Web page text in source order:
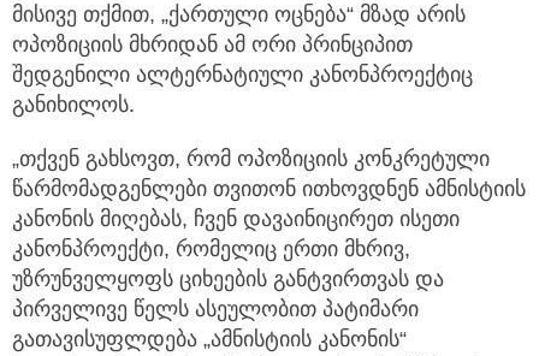
მისივე თქმით, „ქართული ოცნება“ მზად არის
ოპოზიციის მხრიდან ამ ორი პრინციპით
შედგენილი ალტერნატიული კანონპროექტიც
განიხილოს.
„თქვენ გახსოვთ, რომ ოპოზიციის კონკრეტული
წარმომადგენლები თვითონ ითხოვდნენ ამნისტიის
კანონის მიღებას, ჩვენ დავაინიცირეთ ისეთი
კანონპროექტი, რომელიც ერთი მხრივ,
უზრუნველყოფს ციხეების განტვირთვას და
პირველივე წელს ასეულობით პატიმარი
გათავისუფლდება „ამნისტიის კანონის“